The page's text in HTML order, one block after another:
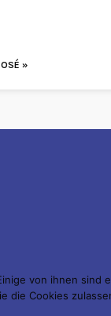
»
von ihnen
die Cookies